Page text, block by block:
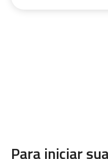
Para iniciar